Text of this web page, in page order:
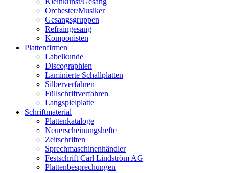
Orchester/Musiker
Gesangsgruppen
Refraingesang
Komponisten
Plattenfirmen
Labelkunde
Discographien
Laminierte Schallplatten
Silberverfahren
Füllschriftverfahren
Langspielplatte
Schriftmaterial
Plattenkataloge
Neuerscheinungshefte
Zeitschriften
Sprechmaschinenhändler
Festschrift Carl Lindström AG
Plattenbesprechungen